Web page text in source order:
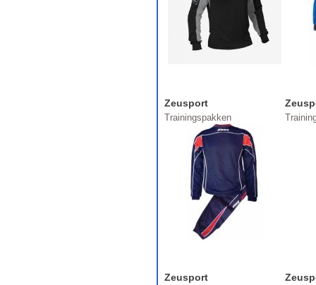
Zeusport
Trainingspakken
Zeusport